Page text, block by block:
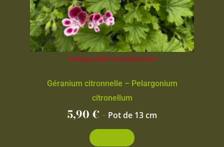
Indisponible actuellement
Géranium citronnelle – Pelargonium
citronellum
5,90€ - Pot de 13 cm